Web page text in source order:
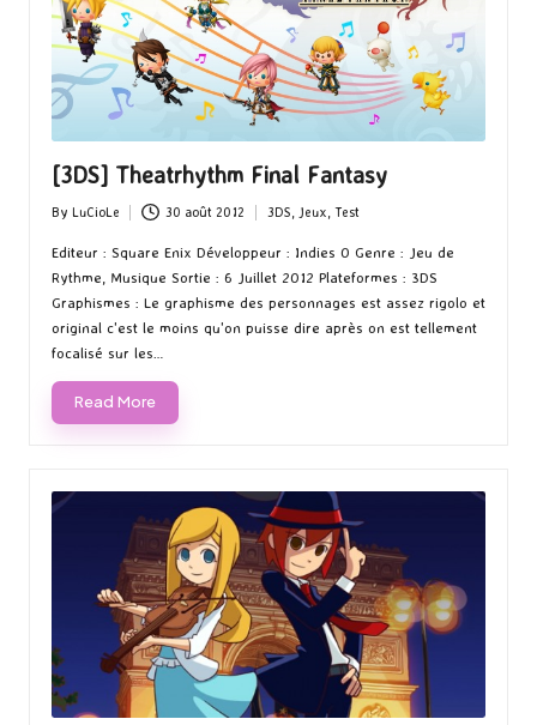
[3DS] Theatrhythm Final Fantasy
Posted
by
By LuCioLe 30 août 2012
Posted
in
3DS, Jeux, Test
Editeur : Square Enix Développeur : Indies 0 Genre : Jeu de
Rythme, Musique Sortie : 6 Juillet 2012 Plateformes : 3DS
Graphismes : Le graphisme des personnages est assez rigolo et
original c'est le moins qu'on puisse dire après on est tellement
focalisé sur les…
Read More